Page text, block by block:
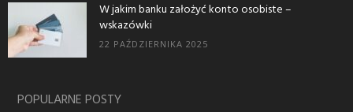
W jakim banku założyć konto osobiste –
wskazówki
22 PAŹDZIERNIKA 2025
POPULARNE POSTY